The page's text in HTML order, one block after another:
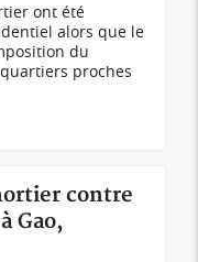
ont été
alors que le
du
proches
contre
Gao,